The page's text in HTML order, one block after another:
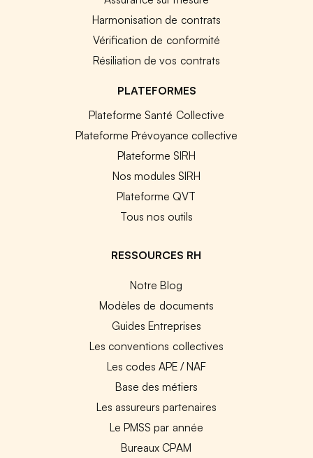
Harmonisation de contrats
Vérification de conformité
Résiliation de vos contrats
PLATEFORMES
Plateforme Santé Collective
Plateforme Prévoyance collective
Plateforme SIRH
Nos modules SIRH
Plateforme QVT
Tous nos outils
RESSOURCES RH
Notre Blog
Modèles de documents
Guides Entreprises
Les conventions collectives
Les codes APE / NAF
Base des métiers
Les assureurs partenaires
Le PMSS par année
Bureaux CPAM